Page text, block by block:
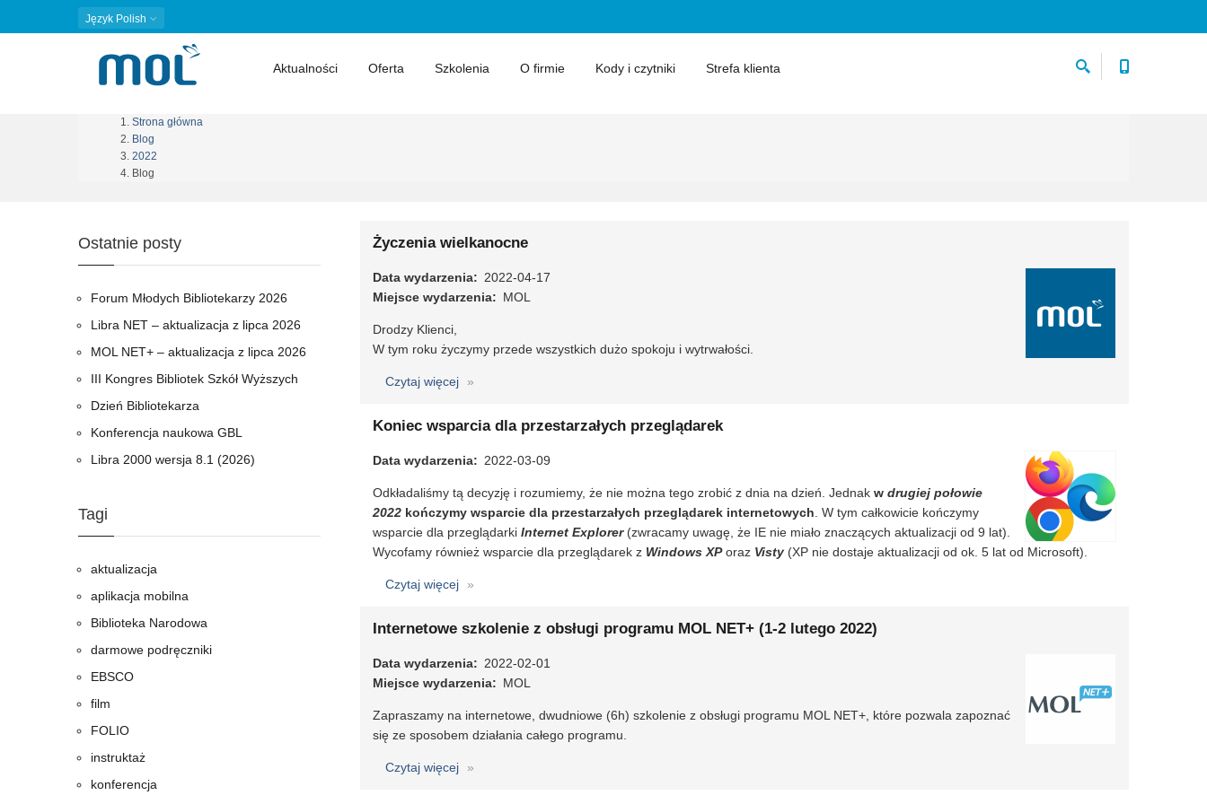
Język Polish
Aktualności Oferta Szkolenia O firmie Kody i czytniki Strefa klienta
Ścieżka
nawigacyjna
Strona główna
Blog
2022
Blog
Życzenia wielkanocne
Data wydarzenia
2022-04-17
Miejsce wydarzenia
MOL
Drodzy Klienci,
W tym roku życzymy przede wszystkich dużo spokoju i wytrwałości.
Czytaj więcej
o
wielkanocne
Koniec wsparcia dla przestarzałych przeglądarek
Data wydarzenia 2022-03-09
Odkładaliśmy tą decyzję i rozumiemy, że nie można tego zrobić z dnia na dzień. Jednak w drugiej połowie
2022 kończymy wsparcie dla przestarzałych przeglądarek internetowych . W tym całkowicie kończymy
wsparcie dla przeglądarki Internet Explorer(zwracamy uwagę, że IE nie miało znaczących aktualizacji od 9 lat).
Wycofamy również wsparcie dla przeglądarek z Windows XPoraz Visty (XP nie dostaje aktualizacji od ok. 5 lat od Microsoft).
Czytaj więcej
o
wsparcia
przestarzałych
przeglądarek
Internetowe szkolenie z obsługi programu MOL NET+ (1-2 lutego 2022)
Data wydarzenia
2022-02-01
Miejsce wydarzenia
MOL
Zapraszamy na internetowe, dwudniowe (6h) szkolenie z obsługi programu MOL NET+, które pozwala zapoznać
się ze sposobem działania całego programu.
Czytaj więcej
o
Ostatnie posty
Forum Młodych Bibliotekarzy 2026
Libra NET – aktualizacja z lipca 2026
MOL NET+ – aktualizacja z lipca 2026
III Kongres Bibliotek Szkół Wyższych
Dzień Bibliotekarza
Konferencja naukowa GBL
Libra 2000 wersja 8.1 (2026)
Tagi
aktualizacja
aplikacja mobilna
Biblioteka Narodowa
darmowe podręczniki
EBSCO
film
FOLIO
instruktaż
konferencja